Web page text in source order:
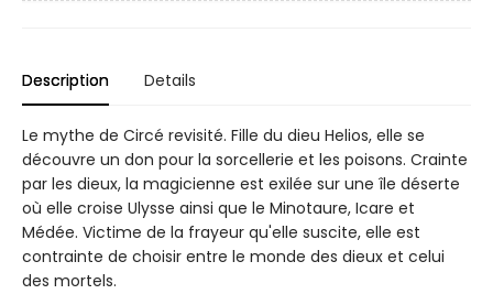
Description Details
Le mythe de Circé revisité. Fille du dieu Helios, elle se
découvre un don pour la sorcellerie et les poisons. Crainte
par les dieux, la magicienne est exilée sur une île déserte
où elle croise Ulysse ainsi que le Minotaure, Icare et
Médée. Victime de la frayeur qu'elle suscite, elle est
contrainte de choisir entre le monde des dieux et celui
des mortels.